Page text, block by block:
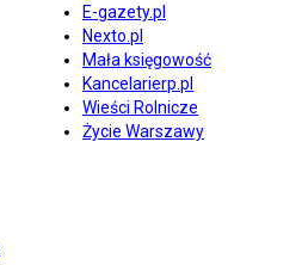
E-gazety.pl
Nexto.pl
Mała księgowość
Kancelarierp.pl
Wieści Rolnicze
Życie Warszawy